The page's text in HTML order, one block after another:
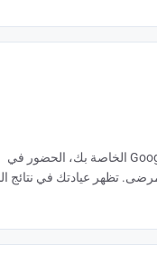
تحسين بطاقة Google My Business الخاصة بك، الحضور في
تظهر عيادتك في نتائج